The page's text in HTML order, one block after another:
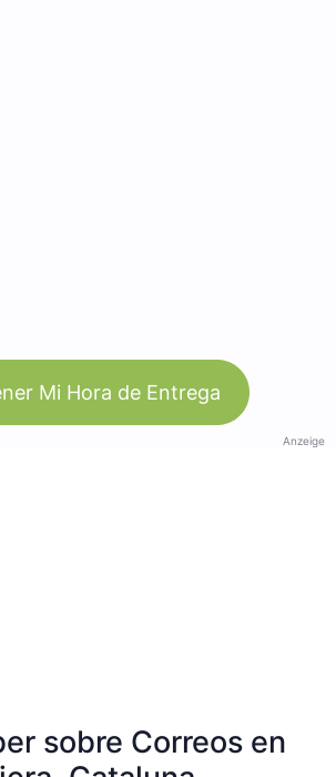
Mi Hora de Entrega
Anzeige
sobre Correos en